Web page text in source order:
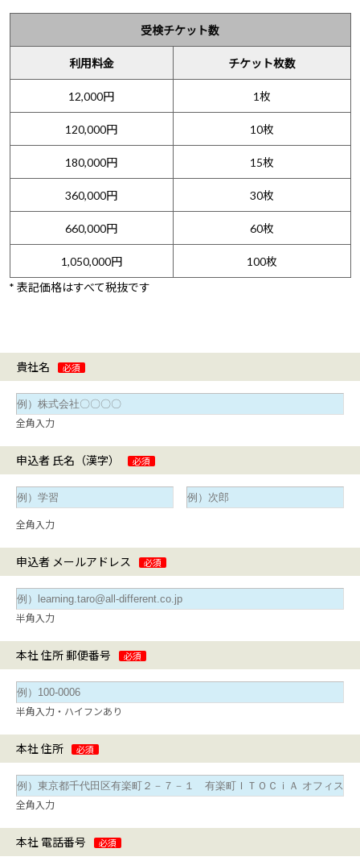
受検チケット数
利用料金 チケット枚数
12,000円 1枚
120,000円 10枚
180,000円 15枚
360,000円 30枚
660,000円 60枚
1,050,000円
100枚
* 表記価格はすべて税抜です